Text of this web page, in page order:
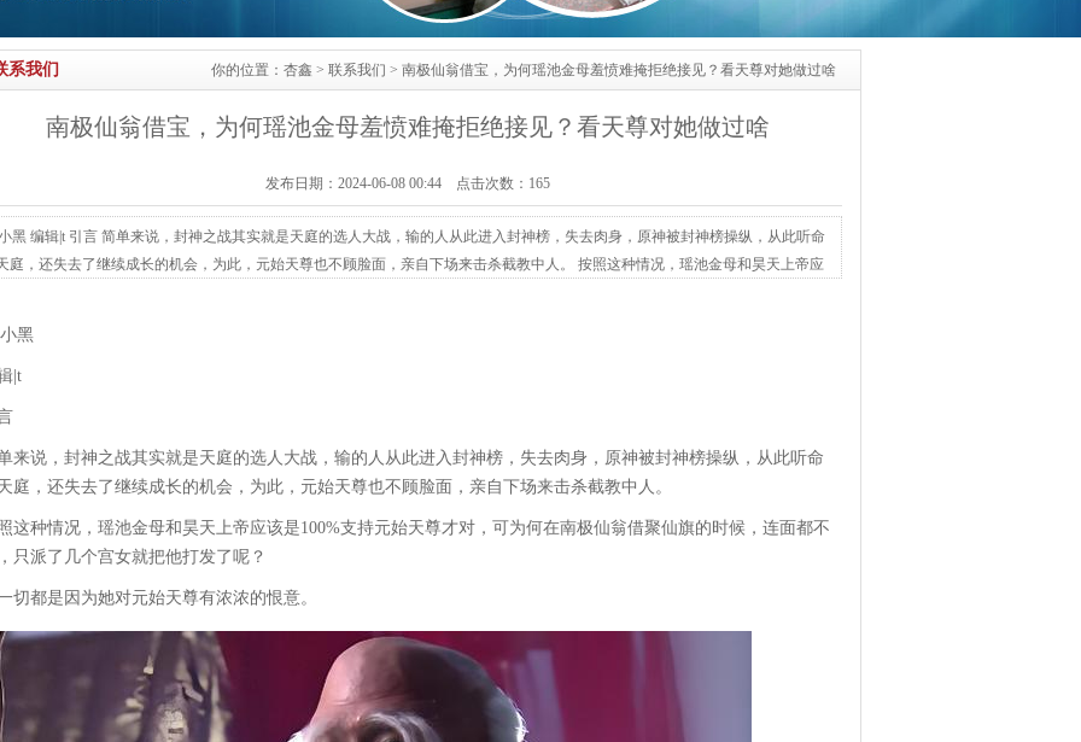
系我们 你的位置： 杏鑫 > 联系我们 > 南极仙翁借宝，为何瑶池金母羞愤难掩拒绝接见？看天尊对她做过啥
南极仙翁借宝，为何瑶池金母羞愤难掩拒绝接见？看天尊对她做过啥
发布日期：2024-06-08 00:44 点击次数：165
黑 编辑|t 引言 简单来说，封神之战其实就是天庭的选人大战，输的人从此进入封神榜，失去肉身，原神被封神榜操纵，从此听命
庭，还失去了继续成长的机会，为此，元始天尊也不顾脸面，亲自下场来击杀截教中人。 按照这种情况，瑶池金母和昊天上帝应
阐教的十...
黑
|t
来说，封神之战其实就是天庭的选人大战，输的人从此进入封神榜，失去肉身，原神被封神榜操纵，从此听命
庭，还失去了继续成长的机会，为此，元始天尊也不顾脸面，亲自下场来击杀截教中人。
这种情况，瑶池金母和昊天上帝应该是100%支持元始天尊才对，可为何在南极仙翁借聚仙旗的时候，连面都不
只派了几个宫女就把他打发了呢？
切都是因为她对元始天尊有浓浓的恨意。